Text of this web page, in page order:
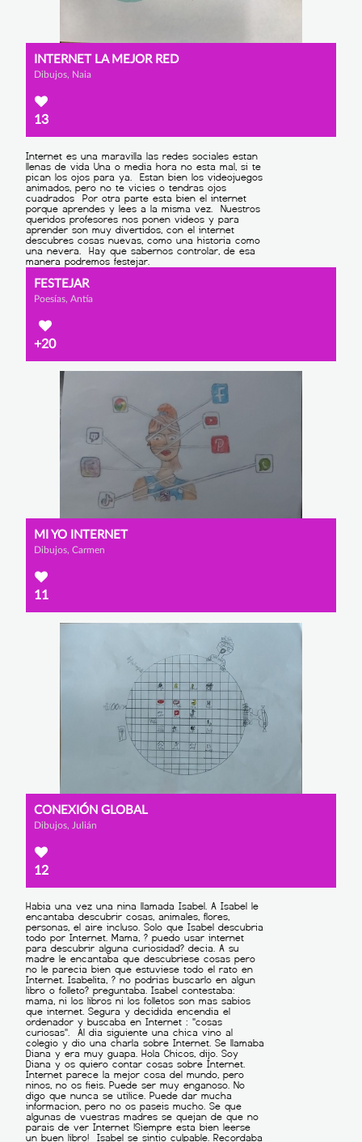
INTERNET LA MEJOR RED
Dibujos, Naia
13
FESTEJAR
Poesías, Antía
+20
MI YO INTERNET
Dibujos, Carmen
11
CONEXIÓN GLOBAL
Dibujos, Julián
12